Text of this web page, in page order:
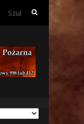
Szukaj: